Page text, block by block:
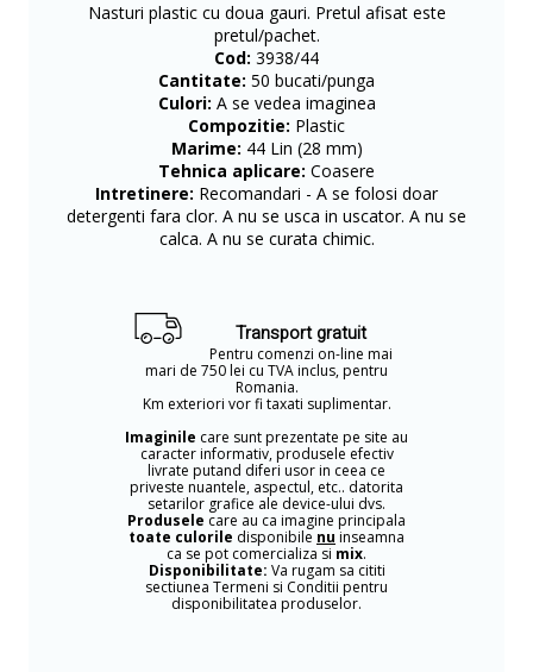
​Nasturi plastic cu doua gauri. Pretul afisat este
pretul/pachet.
Cod: 3938/44
Cantitate: 50 bucati/punga
Culori: A se vedea imaginea
Compozitie: Plastic
Marime: 44 Lin (28 mm)
Tehnica aplicare: Coasere
Intretinere: Recomandari - A se folosi doar
detergenti fara clor. A nu se usca in uscator. A nu se
calca. A nu se curata chimic.
Transport gratuit
Pentru comenzi on-line mai
mari de 750 lei cu TVA inclus, pentru
Romania.
Km exteriori vor fi taxati suplimentar.
Imaginile care sunt prezentate pe site au
caracter informativ, produsele efectiv
livrate putand diferi usor in ceea ce
priveste nuantele, aspectul, etc.. datorita
setarilor grafice ale device-ului dvs.
Produsele care au ca imagine principala
toate culorile disponibile nu inseamna
ca se pot comercializa si mix.
Disponibilitate: Va rugam sa cititi
sectiunea Termeni si Conditii pentru
disponibilitatea produselor.